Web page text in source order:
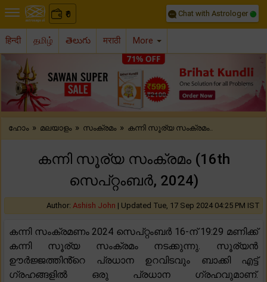
₹
0 Chat with Astrologer
हिन्दी தமிழ் తెలుగు मराठी More
Previous
ഹോം » മലയാളം » സംക്രമം » കന്നി സൂര്യ സംക്രമം..
കന്നി സൂര്യ സംക്രമം (16th
സെപ്റ്റംബർ, 2024)
Author: Ashish John | Updated Tue, 17 Sep 2024 04:25 PM IST
കന്നി സംക്രമണം 2024 സെപ്റ്റംബർ 16-ന് 19:29 മണിക്ക്
കന്നി സൂര്യ സംക്രമം നടക്കുന്നു. സൂര്യൻ
ഊർജ്ജത്തിൻ്റെ പ്രധാന ഉറവിടവും ബാക്കി എട്ട്
ഗ്രഹങ്ങളിൽ ഒരു പ്രധാന ഗ്രഹവുമാണ്.